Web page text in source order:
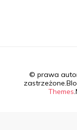
© prawa
zastrzeżone.
Themes